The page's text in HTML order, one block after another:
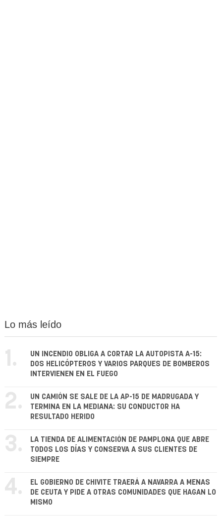
Lo más leído
1.
UN INCENDIO OBLIGA A CORTAR LA AUTOPISTA A-15:
DOS HELICÓPTEROS Y VARIOS PARQUES DE BOMBEROS
INTERVIENEN EN EL FUEGO
2.
UN CAMIÓN SE SALE DE LA AP-15 DE MADRUGADA Y
TERMINA EN LA MEDIANA: SU CONDUCTOR HA
RESULTADO HERIDO
3.
LA TIENDA DE ALIMENTACIÓN DE PAMPLONA QUE ABRE
TODOS LOS DÍAS Y CONSERVA A SUS CLIENTES DE
SIEMPRE
4.
EL GOBIERNO DE CHIVITE TRAERÁ A NAVARRA A MENAS
DE CEUTA Y PIDE A OTRAS COMUNIDADES QUE HAGAN LO
MISMO